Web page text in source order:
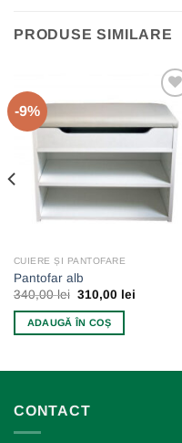
PRODUSE SIMILARE
-9%
Add to
wishlist
CUIERE ȘI PANTOFARE
Pantofar alb
340,00lei Prețul
inițial
a
fost:
310,00 leiPrețul
ADAUGĂ ÎN COȘ
CONTACT